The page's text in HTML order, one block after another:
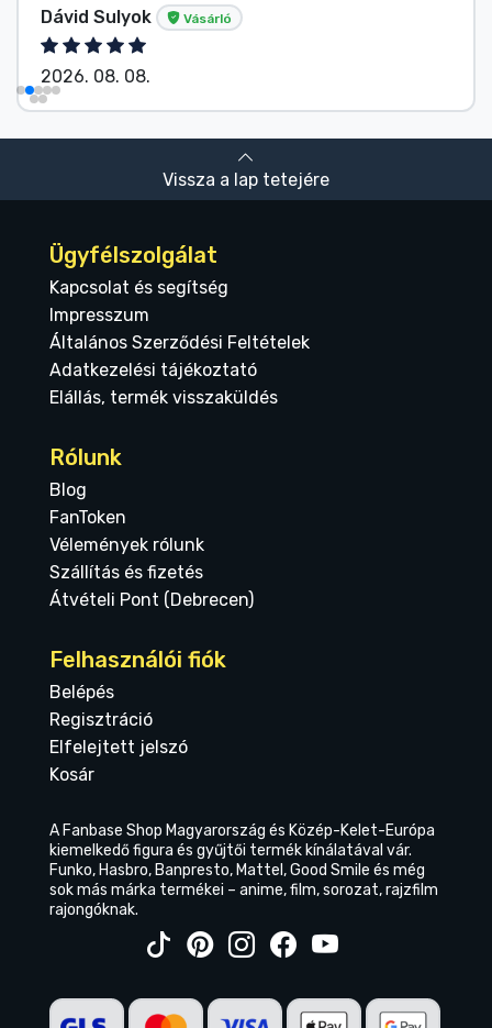
Dávid Sulyok Vásárló
2026. 08. 08.
Vissza a lap tetejére
Ügyfélszolgálat
Kapcsolat és segítség
Impresszum
Általános Szerződési Feltételek
Adatkezelési tájékoztató
Elállás, termék visszaküldés
Rólunk
Blog
FanToken
Vélemények rólunk
Szállítás és fizetés
Átvételi Pont (Debrecen)
Felhasználói fiók
Belépés
Regisztráció
Elfelejtett jelszó
Kosár
A Fanbase Shop Magyarország és Közép-Kelet-Európa
kiemelkedő figura és gyűjtői termék kínálatával vár.
Funko, Hasbro, Banpresto, Mattel, Good Smile és még
sok más márka termékei – anime, film, sorozat, rajzfilm
rajongóknak.